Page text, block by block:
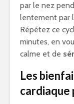
par le nez
lentement par
Répétez ce
minutes, en
calme et de
Les
cardiaque